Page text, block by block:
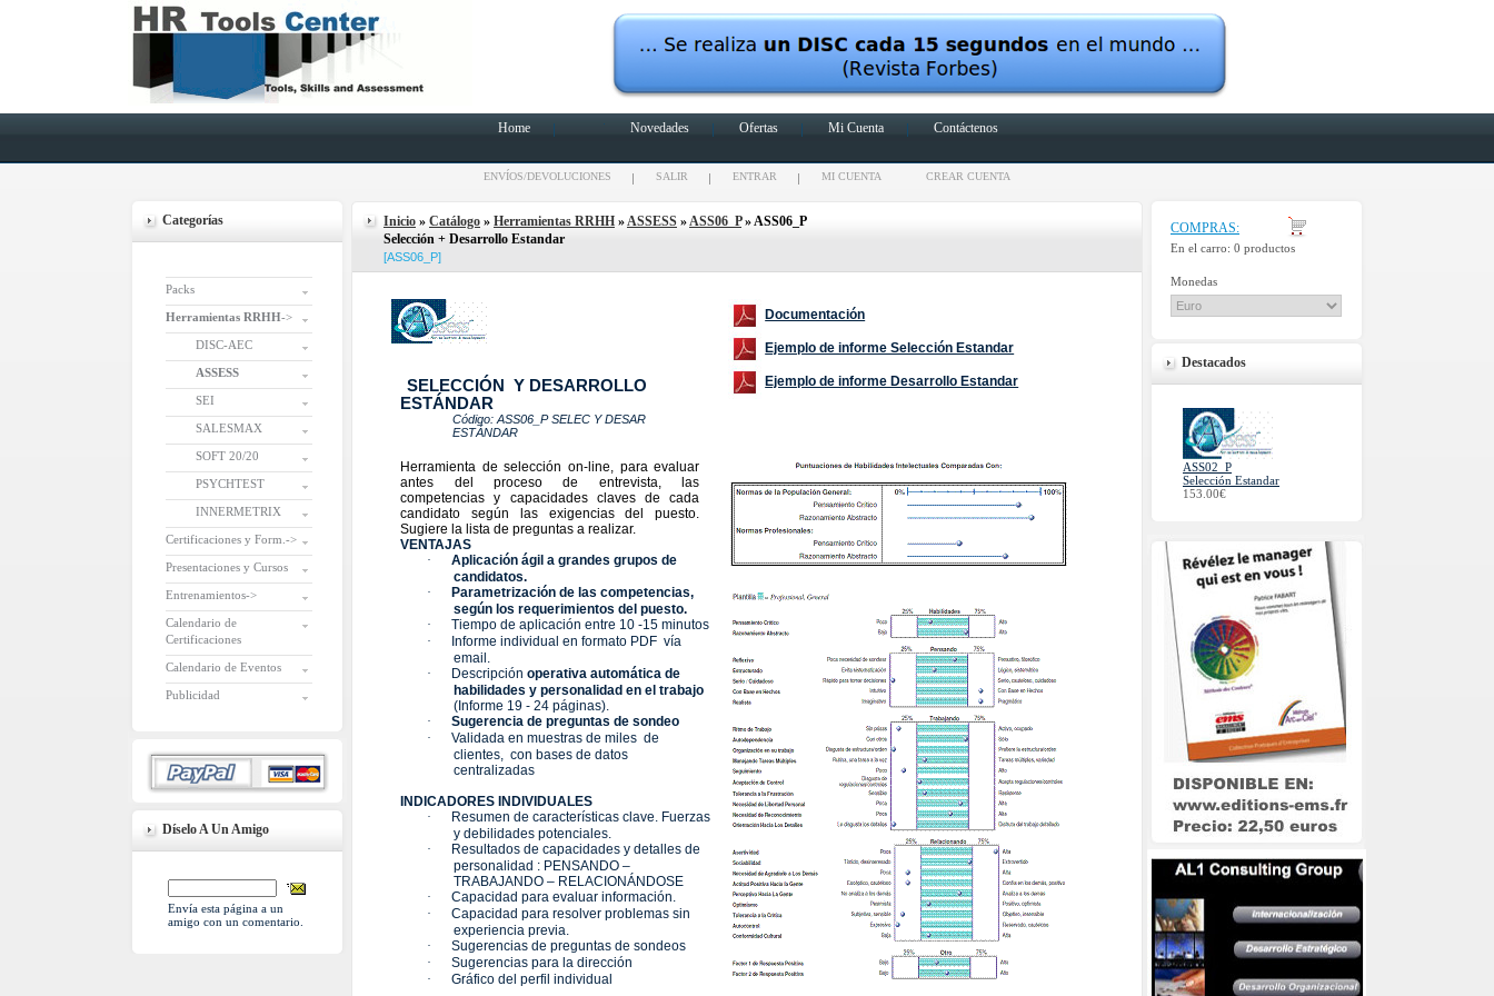
Home Novedades Ofertas Mi Cuenta Contáctenos
ENVÍOS/DEVOLUCIONES SALIR ENTRAR MI CUENTA CREAR CUENTA
Categorías
Packs
Herramientas RRHH->
DISC-AEC
ASSESS
SEI
SALESMAX
SOFT 20/20
PSYCHTEST
INNERMETRIX
Certificaciones y Form.->
Presentaciones y Cursos
Entrenamientos->
Calendario de
Certificaciones
Calendario de Eventos
Publicidad
Díselo A Un Amigo
Envía esta página a un
amigo con un comentario.
Inicio » Catálogo » Herramientas RRHH »ASSESS »ASS06_P» ASS06_P
Selección + Desarrollo Estandar
[ASS06_P]
SELECCIÓN Y DESARROLLO
ESTÁNDAR
Código: ASS06_P SELEC Y DESAR
ESTÁNDAR
Documentación
Ejemplo de informe Selección Estandar
Ejemplo de informe Desarrollo Estandar
Herramienta de selección on-line, para evaluar
antes del proceso de entrevista, las
competencias y capacidades claves de cada
candidato según las exigencias del puesto.
Sugiere la lista de preguntas a realizar.
VENTAJAS
·
Aplicación ágil a grandes grupos de
candidatos.
·
Parametrización de las competencias,
según los requerimientos del puesto.
·
Tiempo de aplicación entre 10 -15 minutos
·
Informe individual en formato PDF vía
email.
·
Descripciónoperativa automática de
habilidades y personalidad en el trabajo
(Informe 19 - 24 páginas).
·
Sugerencia de preguntas de sondeo
·
Validada en muestras de miles de
clientes, con bases de datos
centralizadas
INDICADORES INDIVIDUALES
·
Resumen de características clave. Fuerzas
y debilidades potenciales.
·
Resultados de capacidades y detalles de
personalidad : PENSANDO –
TRABAJANDO – RELACIONÁNDOSE
·
Capacidad para evaluar información.
·
Capacidad para resolver problemas sin
experiencia previa.
·
Sugerencias de preguntas de sondeos
·
Sugerencias para la dirección
·
Gráfico del perfil individual
COMPRAS:
En el carro: 0 productos
Monedas
Destacados
ASS02_P
Selección Estandar
153.00€